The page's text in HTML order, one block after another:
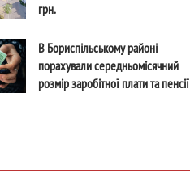
грн.
В Бориспільському районі
порахували середньомісячний
розмір заробітної плати та пенсії